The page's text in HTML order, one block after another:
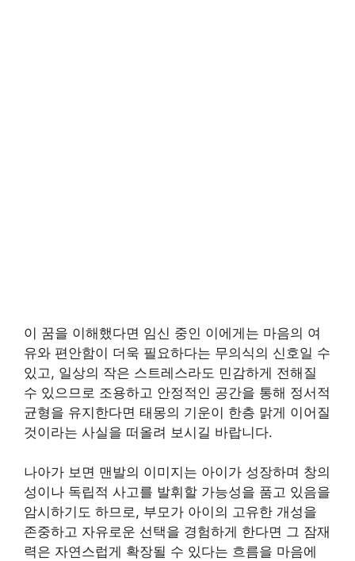
이 꿈을 이해했다면 임신 중인 이에게는 마음의 여
유와 편안함이 더욱 필요하다는 무의식의 신호일 수
있고, 일상의 작은 스트레스라도 민감하게 전해질
수 있으므로 조용하고 안정적인 공간을 통해 정서적
균형을 유지한다면 태몽의 기운이 한층 맑게 이어질
것이라는 사실을 떠올려 보시길 바랍니다.
나아가 보면 맨발의 이미지는 아이가 성장하며 창의
성이나 독립적 사고를 발휘할 가능성을 품고 있음을
암시하기도 하므로, 부모가 아이의 고유한 개성을
존중하고 자유로운 선택을 경험하게 한다면 그 잠재
력은 자연스럽게 확장될 수 있다는 흐름을 마음에